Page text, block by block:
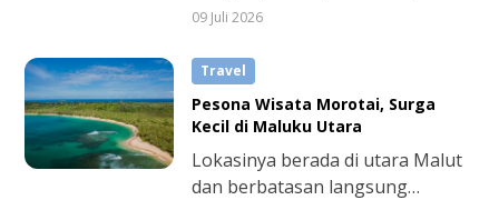
Lombok Marathon 2026
berbeda. Di event ini, kamu bisa
berlari sambil menikmati
perbukitan hijau, pantai, serta
09 Juli 2026
Travel
Pesona Wisata Morotai, Surga
Kecil di Maluku Utara
Lokasinya berada di utara Malut
dan berbatasan langsung